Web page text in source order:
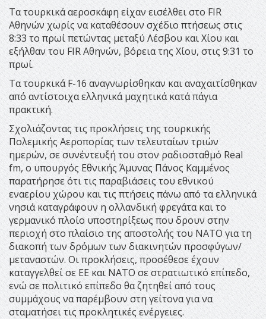
Τα τουρκικά αεροσκάφη είχαν εισέλθει στο FIR
Αθηνών χωρίς να καταθέσουν σχέδιο πτήσεως στις
8:33 το πρωί πετώντας μεταξύ Λέσβου και Χίου και
εξήλθαν του FIR Αθηνών, βόρεια της Χίου, στις 9:31 το
πρωί.
Τα τουρκικά F-16 αναγνωρίσθηκαν και αναχαιτίσθηκαν
από αντίστοιχα ελληνικά μαχητικά κατά πάγια
πρακτική.
Σχολιάζοντας τις προκλήσεις της τουρκικής
Πολεμικής Αεροπορίας των τελευταίων τριών
ημερών, σε συνέντευξή του στον ραδιοσταθμό Real
fm, ο υπουργός Εθνικής Άμυνας Πάνος Καμμένος
παρατήρησε ότι τις παραβιάσεις του εθνικού
εναερίου χώρου και τις πτήσεις πάνω από τα ελληνικά
νησιά καταγράφουν η ολλανδική φρεγάτα και το
γερμανικό πλοίο υποστηρίξεως που δρουν στην
περιοχή στο πλαίσιο της αποστολής του ΝΑΤΟ για τη
διακοπή των δρόμων των διακινητών προσφύγων/
μεταναστών. Οι προκλήσεις, προσέθεσε έχουν
καταγγελθεί σε ΕΕ και ΝΑΤΟ σε στρατιωτικό επίπεδο,
ενώ σε πολιτικό επίπεδο θα ζητηθεί από τους
συμμάχους να παρέμβουν στη γείτονα για να
σταματήσει τις προκλητικές ενέργειες.